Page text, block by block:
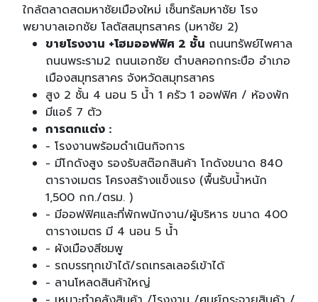
ใกล้ตลาดสดมหาชัยเมืองใหม่ เซ็นทรัลมหาชัย โรง
พยาบาลเอกชัย โลตัสสมุทรสาคร (มหาชัย 2)
ขายโรงงาน +โฮมออฟฟิศ 2 ชั้น ถนนทรัพย์ไพศาล
ถนนพระราม2 ถนนเอกชัย ตำบลคอกกระบือ อำเภอ
เมืองสมุทรสาคร จังหวัดสมุทรสาคร
สูง 2 ชั้น 4 นอน 5 น้ำ 1 ครัว 1 ออฟฟิศ / ห้องพัก
มีแอร์ 7 ตัว
การตกแต่ง :
- โรงงานพร้อมดำเนินกิจการ
- มีโกดังสูง รองรับสต๊อกสินค้า โกดังขนาด 840
ตารางเมตร โครงสร้างแข็งแรง (พื้นรับน้ำหนัก
1,500 กก./ตรม. )
- มีออฟฟิศและที่พักพนักงาน/ผู้บริหาร ขนาด 400
ตารางเมตร มี 4 นอน 5 น้ำ
- ผังเมืองสีชมพู
- รถบรรทุกเข้าได้/รถเทรลเลอร์เข้าได้
- ลานโหลดสินค้าใหญ่